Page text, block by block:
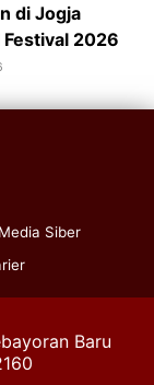
di Jogja
Festival 2026
Siber
Baru